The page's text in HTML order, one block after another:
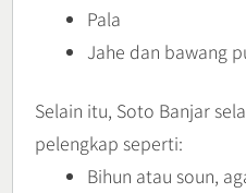
Pala
Jahe dan bawang
Selain itu, Soto Banjar
pelengkap seperti:
Bihun atau soun,